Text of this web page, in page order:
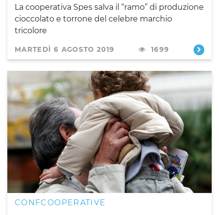
La cooperativa Spes salva il “ramo” di produzione
cioccolato e torrone del celebre marchio
tricolore
MARTEDÌ 6 AGOSTO 2019 1699
CONFCOOPERATIVE